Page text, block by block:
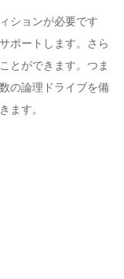
ションが必要です
ポートします。さら
とができます。つま
の論理ドライブを備
ます。